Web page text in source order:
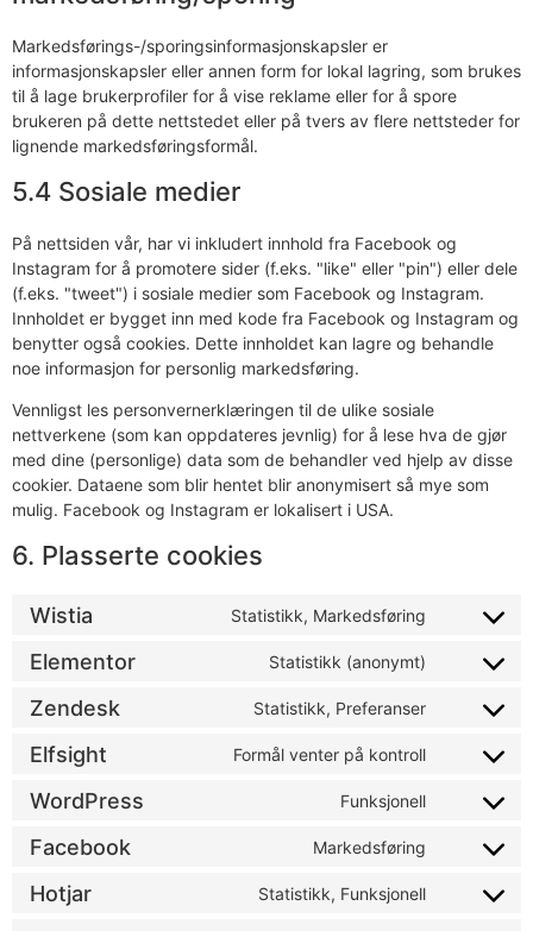
Markedsførings-/sporingsinformasjonskapsler er
informasjonskapsler eller annen form for lokal lagring, som brukes
til å lage brukerprofiler for å vise reklame eller for å spore
brukeren på dette nettstedet eller på tvers av flere nettsteder for
lignende markedsføringsformål.
5.4 Sosiale medier
På nettsiden vår, har vi inkludert innhold fra Facebook og
Instagram for å promotere sider (f.eks. "like" eller "pin") eller dele
(f.eks. "tweet") i sosiale medier som Facebook og Instagram.
Innholdet er bygget inn med kode fra Facebook og Instagram og
benytter også cookies. Dette innholdet kan lagre og behandle
noe informasjon for personlig markedsføring.
Vennligst les personvernerklæringen til de ulike sosiale
nettverkene (som kan oppdateres jevnlig) for å lese hva de gjør
med dine (personlige) data som de behandler ved hjelp av disse
cookier. Dataene som blir hentet blir anonymisert så mye som
mulig. Facebook og Instagram er lokalisert i USA.
6. Plasserte cookies
Wistia Statistikk, Markedsføring
Elementor Statistikk (anonymt)
Zendesk Statistikk, Preferanser
Elfsight Formål venter på kontroll
WordPress Funksjonell
Facebook Markedsføring
Hotjar Statistikk, Funksjonell